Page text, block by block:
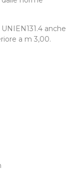
anche
a m 3,00.